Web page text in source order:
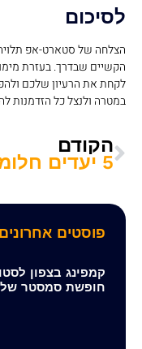
לסיכום
הצלחה של סטארט-אפ
הקשיים שבדרך. בעזרת
לקחת את הרעיון שלכם
במטרה ולנצל כל הזדמנות
הקודם
פוסטים אחרונים
קמפינג בצפון
חופשת סמסטר